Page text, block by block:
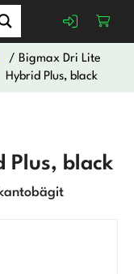
/ Bigmax Dri Lite
Hybrid Plus, black
Plus, black